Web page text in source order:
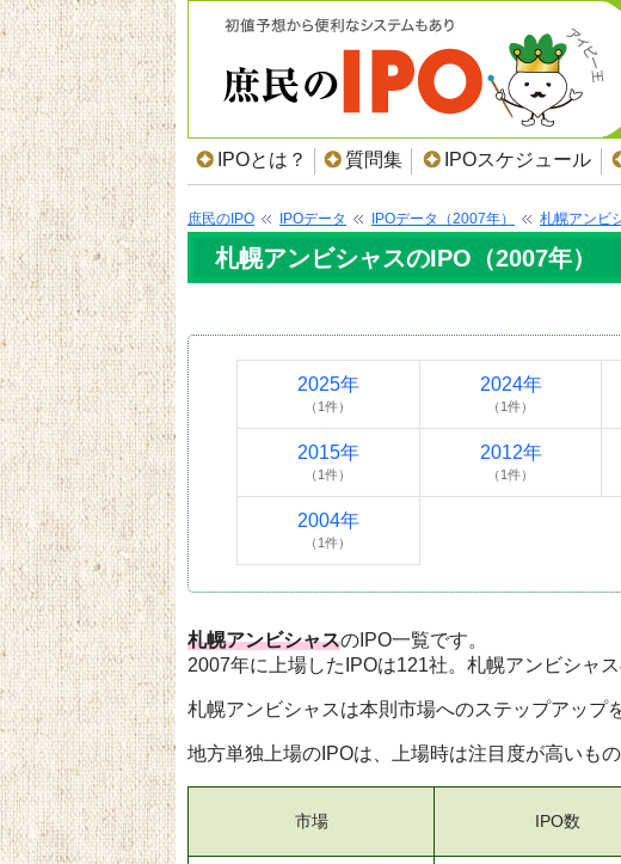
IPOとは？ 質問集 IPOスケジュール
庶民のIPO IPOデータ IPOデータ（2007年） 札幌アンビ
札幌アンビシャスのIPO（2007年）
2025年
（1件）
2024年
（1件）
2015年
（1件）
2012年
（1件）
2004年
（1件）
札幌アンビシャスのIPO一覧です。
2007年に上場したIPOは121社。札幌アンビシャス
札幌アンビシャスは本則市場へのステップアップ
地方単独上場のIPOは、上場時は注目度が高いも
市場 IPO数